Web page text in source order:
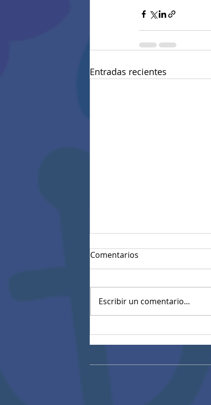
Entradas recientes
brilla en el evento
cultural inmaterial"
Comentarios
Escribir un comentario...